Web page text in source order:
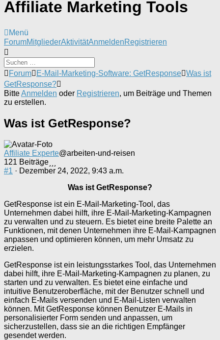
Affiliate Marketing Tools
Menü
Forum-
Navigation
ForumMitgliederAktivitätAnmeldenRegistrieren
Forum-
Breadcrumbs
-
Du
bist
Forum E-Mail-Marketing-Software: GetResponse Was ist
GetResponse?
BitteAnmelden oder Registrieren, um Beiträge und Themen
zu erstellen.
Was ist GetResponse?
Affiliate Experte@arbeiten-und-reisen
121 Beiträge
#1 · Dezember 24, 2022, 9:43 a.m.
Was ist GetResponse?
GetResponse ist ein E-Mail-Marketing-Tool, das
Unternehmen dabei hilft, ihre E-Mail-Marketing-Kampagnen
zu verwalten und zu steuern. Es bietet eine breite Palette an
Funktionen, mit denen Unternehmen ihre E-Mail-Kampagnen
anpassen und optimieren können, um mehr Umsatz zu
erzielen.
GetResponse ist ein leistungsstarkes Tool, das Unternehmen
dabei hilft, ihre E-Mail-Marketing-Kampagnen zu planen, zu
starten und zu verwalten. Es bietet eine einfache und
intuitive Benutzeroberfläche, mit der Benutzer schnell und
einfach E-Mails versenden und E-Mail-Listen verwalten
können. Mit GetResponse können Benutzer E-Mails in
personalisierter Form senden und anpassen, um
sicherzustellen, dass sie an die richtigen Empfänger
gesendet werden.